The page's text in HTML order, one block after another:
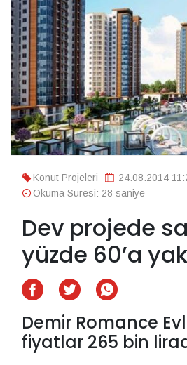
Konut Projeleri
24.08.2014
Okuma Süresi: 28 saniye
Dev projede
yüzde 60’a
Demir Romance
fiyatlar 265 bin